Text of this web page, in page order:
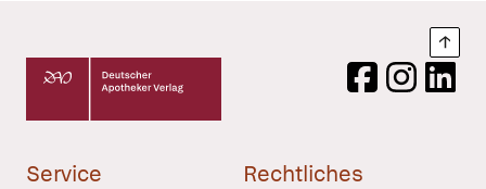
Deutscher Apotheker Verlag Logo
FacebookInstagram
Service Rechtliches